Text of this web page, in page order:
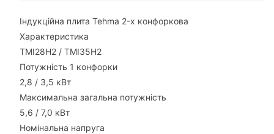
Індукційна плита Tehma 2-х конфоркова
Характеристика
ТМІ28H2 / ТМІ35H2
Потужність 1 конфорки
2,8 / 3,5 кВт
Максимальна загальна потужність
5,6 / 7,0 кВт
Номінальна напруга